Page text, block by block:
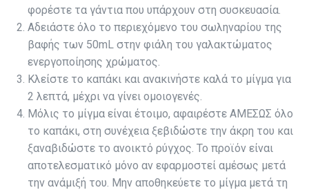
φορέστε τα γάντια που υπάρχουν στη συσκευασία.
Αδειάστε όλο το περιεχόμενο του σωληναρίου της
βαφής των 50mL στην φιάλη του γαλακτώματος
ενεργοποίησης χρώματος.
Κλείστε το καπάκι και ανακινήστε καλά το μίγμα για
2 λεπτά, μέχρι να γίνει ομοιογενές.
Μόλις το μίγμα είναι έτοιμο, αφαιρέστε ΑΜΕΣΩΣ όλο
το καπάκι, στη συνέχεια ξεβιδώστε την άκρη του και
ξαναβιδώστε το ανοικτό ρύγχος. Το προϊόν είναι
αποτελεσματικό μόνο αν εφαρμοστεί αμέσως μετά
την ανάμιξή του. Μην αποθηκεύετε το μίγμα μετά τη